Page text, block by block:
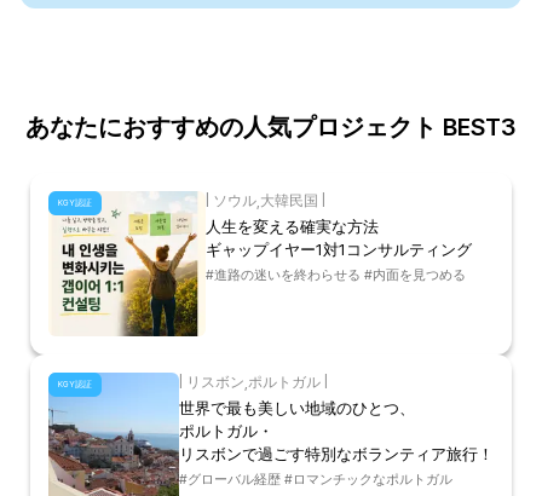
あなたにおすすめの人気プロジェクト BEST3
KGY認証 ソウル 大韓民国
人生を変える確実な方法
ギャップイヤー1対1コンサルティング
#進路の迷いを終わらせる #内面を見つめる
KGY認証 リスボン ポルトガル
世界で最も美しい地域のひとつ、
ポルトガル・
リスボンで過ごす特別なボランティア旅行！
#グローバル経歴 #ロマンチックなポルトガル